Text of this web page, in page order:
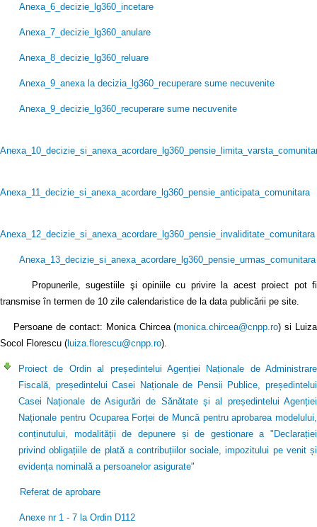
Anexa_6_decizie_lg360_incetare
Anexa_7_decizie_lg360_anulare
Anexa_8_decizie_lg360_reluare
Anexa_9_anexa la decizia_lg360_recuperare sume necuvenite
Anexa_9_decizie_lg360_recuperare sume necuvenite
Anexa_11_decizie_si_anexa_acordare_lg360_pensie_anticipata_comunitara
Anexa_12_decizie_si_anexa_acordare_lg360_pensie_invaliditate_comunitara
Anexa_13_decizie_si_anexa_acordare_lg360_pensie_urmas_comunitara
Propunerile, sugestiile şi opiniile cu privire la acest proiect pot fi
transmise în termen de 10 zile calendaristice de la data publicării pe site.
Persoane de contact: Monica Chircea (monica.chircea@cnpp.ro) si Luiza
Socol Florescu ( luiza.florescu@cnpp.ro).
Proiect de Ordin al președintelui Agenției Naționale de Administrare
Fiscală, președintelui Casei Naționale de Pensii Publice, președintelui
Casei Naționale de Asigurări de Sănătate și al președintelui Agenției
Naționale pentru Ocuparea Forței de Muncă pentru aprobarea modelului,
conținutului, modalității de depunere și de gestionare a "Declarației
privind obligațiile de plată a contribuțiilor sociale, impozitului pe venit și
evidența nominală a persoanelor asigurate"
Referat de aprobare
Anexe nr 1 - 7 la Ordin D112